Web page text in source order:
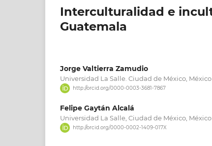
Interculturalidad e
Guatemala
Jorge Valtierra Zamudio
Universidad La Salle. Ciudad de México, México
http://orcid.org/0000-0003-3681-7867
Felipe Gaytán Alcalá
Universidad La Salle, Ciudad de México, México
http://orcid.org/0000-0002-1409-017X